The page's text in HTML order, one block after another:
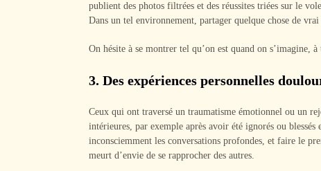
publient des photos filtrées et des réussites triées sur le
Dans un tel environnement, partager quelque chose de
On hésite à se montrer tel qu’on est quand on s’imagine,
3. Des expériences personnelles
Ceux qui ont traversé un traumatisme émotionnel ou un
intérieures, par exemple après avoir été ignorés ou
inconsciemment les conversations profondes, et faire le
meurt d’envie de se rapprocher des autres.